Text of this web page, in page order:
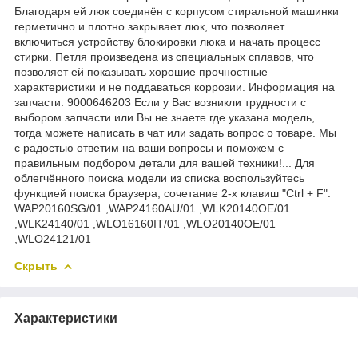
Благодаря ей люк соединён с корпусом стиральной машинки
герметично и плотно закрывает люк, что позволяет
включиться устройству блокировки люка и начать процесс
стирки. Петля произведена из специальных сплавов, что
позволяет ей показывать хорошие прочностные
характеристики и не поддаваться коррозии. Информация на
запчасти: 9000646203 Если у Вас возникли трудности с
выбором запчасти или Вы не знаете где указана модель,
тогда можете написать в чат или задать вопрос о товаре. Мы
с радостью ответим на ваши вопросы и поможем с
правильным подбором детали для вашей техники!... Для
облегчённого поиска модели из списка воспользуйтесь
функцией поиска браузера, сочетание 2-х клавиш "Ctrl + F":
WAP20160SG/01 ,WAP24160AU/01 ,WLK20140OE/01
,WLK24140/01 ,WLO16160IT/01 ,WLO20140OE/01
,WLO24121/01
Скрыть
Характеристики